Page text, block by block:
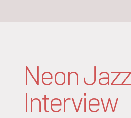
Neon Jazz
Interview